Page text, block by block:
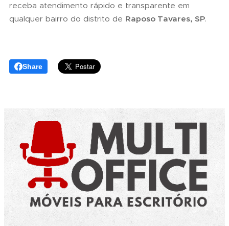
receba atendimento rápido e transparente em
qualquer bairro do distrito de Raposo Tavares, SP.
Share